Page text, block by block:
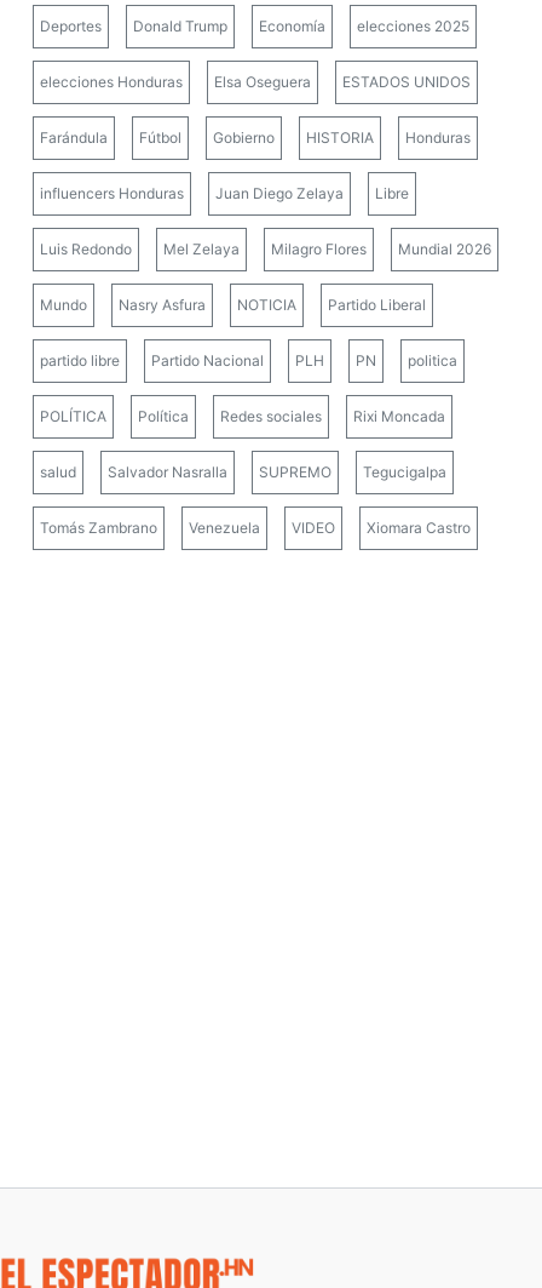
Deportes Donald Trump Economía elecciones 2025
elecciones Honduras Elsa Oseguera ESTADOS UNIDOS
Farándula Fútbol Gobierno HISTORIA Honduras
influencers Honduras Juan Diego Zelaya Libre
Luis Redondo Mel Zelaya Milagro Flores Mundial 2026
Mundo Nasry Asfura NOTICIA Partido Liberal
partido libre Partido Nacional PLH PN politica
POLÍTICA Política Redes sociales Rixi Moncada
salud Salvador Nasralla SUPREMO Tegucigalpa
Tomás Zambrano Venezuela VIDEO Xiomara Castro